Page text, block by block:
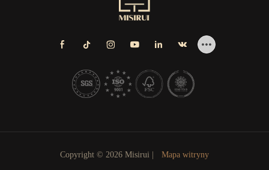
Copyright © 2026 Misirui | Mapa witryny